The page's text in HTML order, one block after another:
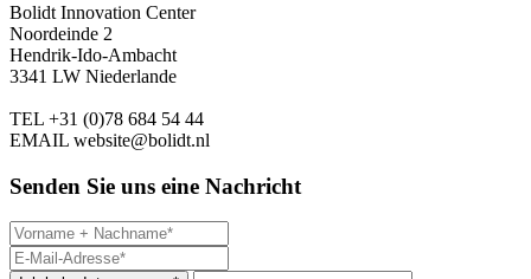
Bolidt Innovation Center
Noordeinde 2
Hendrik-Ido-Ambacht
3341 LW Niederlande
TEL +31 (0)78 684 54 44
EMAIL website@bolidt.nl
Senden Sie uns eine Nachricht